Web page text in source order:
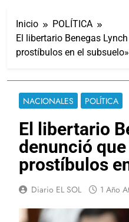
Inicio
POLÍTICA
El libertario Benegas
prostíbulos en el subsuelo»
NACIONALES POLÍTICA
El libertario
denunció
prostíbulos
Diario EL SOL 1 Año